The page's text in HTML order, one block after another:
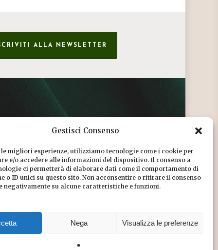
Gestisci Consenso
migliori esperienze, utilizziamo tecnologie come i cookie per
e/o accedere alle informazioni del dispositivo. Il consenso a
ci permetterà di elaborare dati come il comportamento di
o ID unici su questo sito. Non acconsentire o ritirare il consenso
negativamente su alcune caratteristiche e funzioni.
Nega Visualizza le preferenze
ALLA NEWSLETTER
COOKIE POLICY
DICONO DI NOI
CHI SIAMO